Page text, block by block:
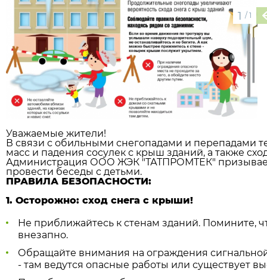
1 / 1
Уважаемые жители!
В связи с обильными снегопадами и перепадами
масс и падения сосулек с крыш зданий, а также
Администрация ООО ЖЭК "ТАТПРОМТЕК"
провести беседы с детьми.
ПРАВИЛА БЕЗОПАСНОСТИ:
1. Осторожно: сход снега с крыши!
Не приближайтесь к стенам зданий. Помините,
внезапно.
Обращайте внимания на ограждения
- там ведутся опасные работы или существует